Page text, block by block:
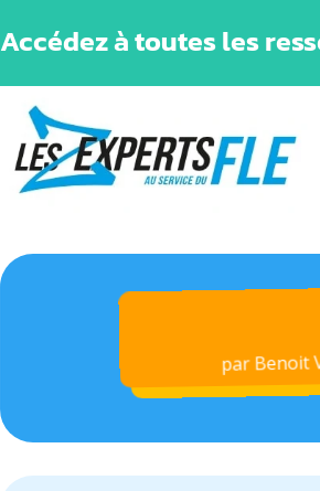
Accédez à toutes les
parBenoit